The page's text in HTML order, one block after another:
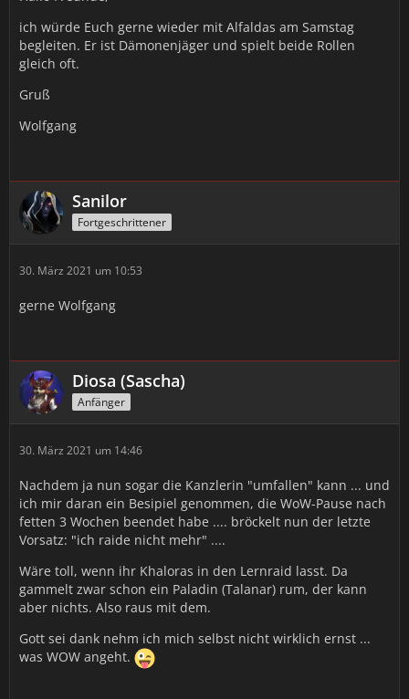
ich würde Euch gerne wieder mit Alfaldas am Samstag
begleiten. Er ist Dämonenjäger und spielt beide Rollen
gleich oft.
Gruß
Wolfgang
Sanilor
Fortgeschrittener
30. März 2021 um 10:53
gerne Wolfgang
Diosa (Sascha)
Anfänger
30. März 2021 um 14:46
Nachdem ja nun sogar die Kanzlerin "umfallen" kann ... und
ich mir daran ein Besipiel genommen, die WoW-Pause nach
fetten 3 Wochen beendet habe .... bröckelt nun der letzte
Vorsatz: "ich raide nicht mehr" ....
Wäre toll, wenn ihr Khaloras in den Lernraid lasst. Da
gammelt zwar schon ein Paladin (Talanar) rum, der kann
aber nichts. Also raus mit dem.
Gott sei dank nehm ich mich selbst nicht wirklich ernst ...
was WOW angeht.